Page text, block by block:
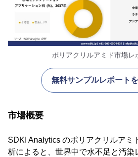
ポリアクリルアミド市場レ
無料サンプルレポート
市場概要
SDKI Analytics のポリアクリルアミ
析によると、世界中で水不足と汚染